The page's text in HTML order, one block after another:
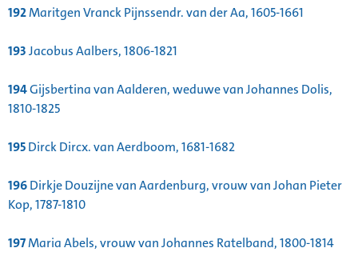
192Maritgen Vranck Pijnssendr. van der Aa, 1605-1661
193Jacobus Aalbers, 1806-1821
194Gijsbertina van Aalderen, weduwe van Johannes Dolis,
1810-1825
195Dirck Dircx. van Aerdboom, 1681-1682
196Dirkje Douzijne van Aardenburg, vrouw van Johan Pieter
Kop, 1787-1810
197Maria Abels, vrouw van Johannes Ratelband, 1800-1814